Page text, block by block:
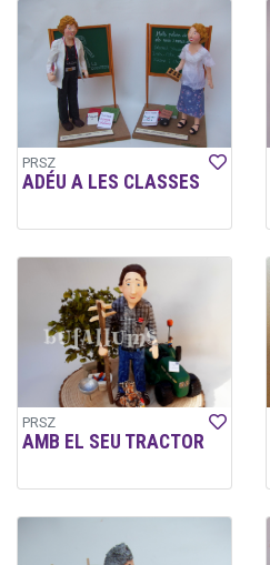
PRSZ
ADÉU A LES CLASSES
PRSZ
AMB EL SEU TRACTOR